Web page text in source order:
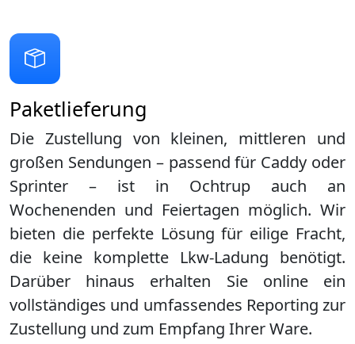
Paketlieferung
Die Zustellung von kleinen, mittleren und
großen Sendungen – passend für Caddy oder
Sprinter – ist in Ochtrup auch an
Wochenenden und Feiertagen möglich. Wir
bieten die perfekte Lösung für eilige Fracht,
die keine komplette Lkw-Ladung benötigt.
Darüber hinaus erhalten Sie online ein
vollständiges und umfassendes Reporting zur
Zustellung und zum Empfang Ihrer Ware.